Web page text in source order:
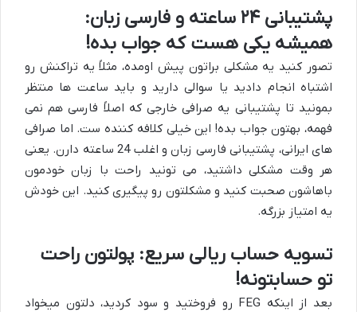
پشتیبانی ۲۴ ساعته و فارسی زبان:
همیشه یکی هست که جواب بده!
تصور کنید یه مشکلی براتون پیش اومده، مثلاً یه تراکنش رو
اشتباه انجام دادید یا سوالی دارید و باید ساعت ها منتظر
بمونید تا پشتیبانی یه صرافی خارجی که اصلاً فارسی هم نمی
فهمه، بهتون جواب بده! این خیلی کلافه کننده ست. اما صرافی
های ایرانی، پشتیبانی فارسی زبان و اغلب 24 ساعته دارن. یعنی
هر وقت مشکلی داشتید، می تونید راحت با زبان خودمون
باهاشون صحبت کنید و مشکلتون رو پیگیری کنید. این خودش
یه امتیاز بزرگه.
تسویه حساب ریالی سریع: پولتون راحت
تو حسابتونه!
بعد از اینکه FEG رو فروختید و سود کردید، دلتون میخواد